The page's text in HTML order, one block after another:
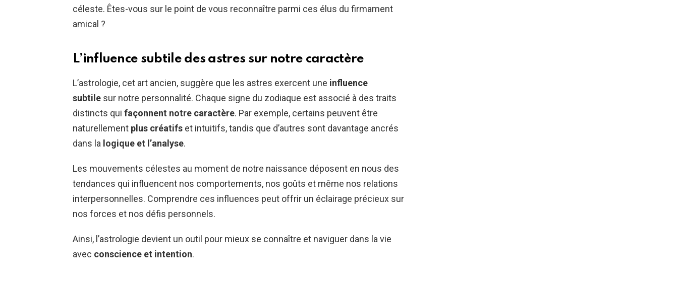
céleste. Êtes-vous sur le point de vous reconnaître parmi ces élus du firmament
amical ?
L’influence subtile des astres sur notre caractère
L’astrologie, cet art ancien, suggère que les astres exercent une influence
subtile sur notre personnalité. Chaque signe du zodiaque est associé à des traits
distincts qui façonnent notre caractère. Par exemple, certains peuvent être
naturellement plus créatifs et intuitifs, tandis que d’autres sont davantage ancrés
dans la logique et l’analyse.
Les mouvements célestes au moment de notre naissance déposent en nous des
tendances qui influencent nos comportements, nos goûts et même nos relations
interpersonnelles. Comprendre ces influences peut offrir un éclairage précieux sur
nos forces et nos défis personnels.
Ainsi, l’astrologie devient un outil pour mieux se connaître et naviguer dans la vie
avec conscience et intention.